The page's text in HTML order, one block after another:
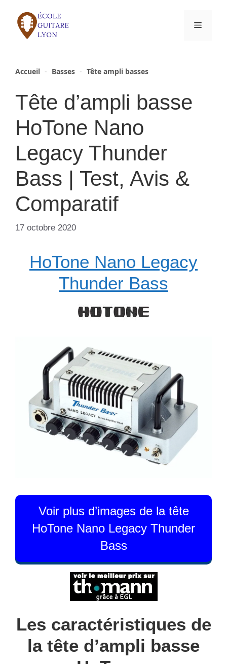
contenu
Menu
Accueil - Basses - Tête ampli basses
Tête d’ampli basse
HoTone Nano
Legacy Thunder
Bass | Test, Avis &
Comparatif
17 octobre 2020
HoTone Nano Legacy
Thunder Bass
Voir plus d’images de la tête
HoTone Nano Legacy Thunder
Bass
Les caractéristiques de
la tête d’ampli basse